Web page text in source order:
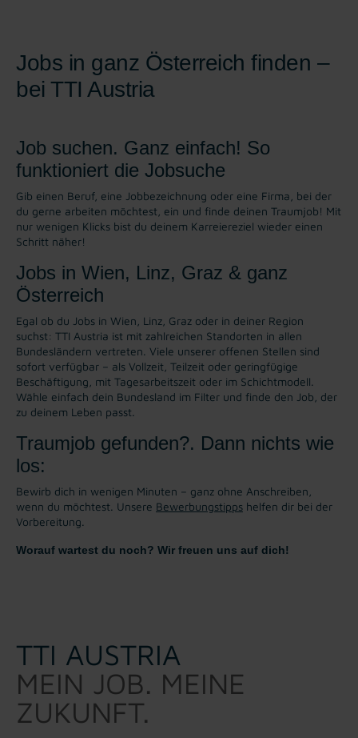
Jobs in ganz Österreich finden –
bei TTI Austria
Job suchen. Ganz einfach! So
funktioniert die Jobsuche
Gib einen Beruf, eine Jobbezeichnung oder eine Firma, bei der
du gerne arbeiten möchtest, ein und finde deinen Traumjob! Mit
nur wenigen Klicks bist du deinem Karreiereziel wieder einen
Schritt näher!
Jobs in Wien, Linz, Graz & ganz
Österreich
Egal ob du Jobs in Wien, Linz, Graz oder in deiner Region
suchst: TTI Austria ist mit zahlreichen Standorten in allen
Bundesländern vertreten. Viele unserer offenen Stellen sind
sofort verfügbar – als Vollzeit, Teilzeit oder geringfügige
Beschäftigung, mit Tagesarbeitszeit oder im Schichtmodell.
Wähle einfach dein Bundesland im Filter und finde den Job, der
zu deinem Leben passt.
Traumjob gefunden?. Dann nichts wie
los:
Bewirb dich in wenigen Minuten – ganz ohne Anschreiben,
wenn du möchtest. Unsere Bewerbungstipps helfen dir bei der
Vorbereitung.
Worauf wartest du noch? Wir freuen uns auf dich!
TTI AUSTRIA
MEIN JOB. MEINE
ZUKUNFT.